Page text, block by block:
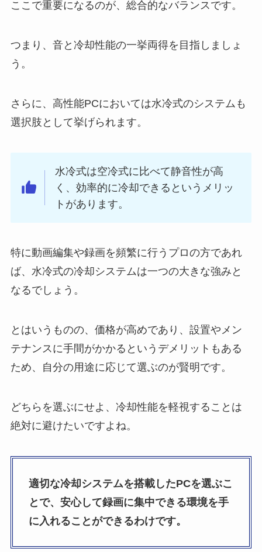
ここで重要になるのが、総合的なバランスです。
つまり、音と冷却性能の一挙両得を目指しましょ
う。
さらに、高性能PCにおいては水冷式のシステムも
選択肢として挙げられます。
水冷式は空冷式に比べて静音性が高
く、効率的に冷却できるというメリッ
トがあります。
特に動画編集や録画を頻繁に行うプロの方であれ
ば、水冷式の冷却システムは一つの大きな強みと
なるでしょう。
とはいうものの、価格が高めであり、設置やメン
テナンスに手間がかかるというデメリットもある
ため、自分の用途に応じて選ぶのが賢明です。
どちらを選ぶにせよ、冷却性能を軽視することは
絶対に避けたいですよね。
適切な冷却システムを搭載したPCを選ぶこ
とで、安心して録画に集中できる環境を手
に入れることができるわけです。